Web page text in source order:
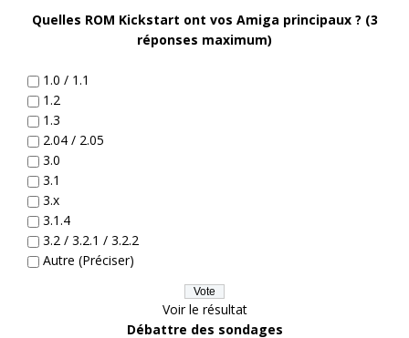
Quelles ROM Kickstart ont vos Amiga principaux ? (3
réponses maximum)
1.0 / 1.1
1.2
1.3
2.04 / 2.05
3.0
3.1
3.x
3.1.4
3.2 / 3.2.1 / 3.2.2
Autre (Préciser)
Voir le résultat
Débattre des sondages